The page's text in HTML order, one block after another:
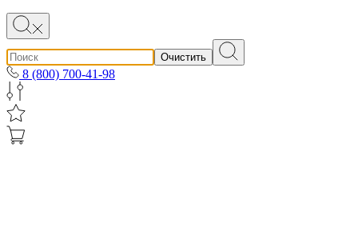
Очистить
8 (800) 700-41-98